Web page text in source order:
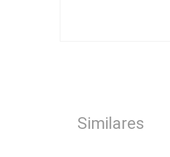
Similares